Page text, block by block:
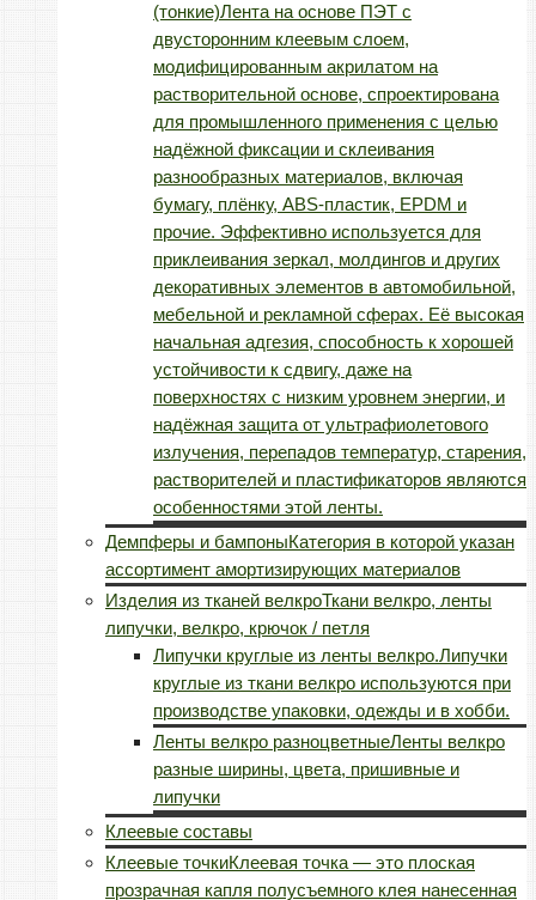
(тонкие)Лента на основе ПЭТ с
двусторонним клеевым слоем,
модифицированным акрилатом на
растворительной основе, спроектирована
для промышленного применения с целью
надёжной фиксации и склеивания
разнообразных материалов, включая
бумагу, плёнку, ABS-пластик, EPDM и
прочие. Эффективно используется для
приклеивания зеркал, молдингов и других
декоративных элементов в автомобильной,
мебельной и рекламной сферах. Её высокая
начальная адгезия, способность к хорошей
устойчивости к сдвигу, даже на
поверхностях с низким уровнем энергии, и
надёжная защита от ультрафиолетового
излучения, перепадов температур, старения,
растворителей и пластификаторов являются
особенностями этой ленты.
Демпферы и бампоныКатегория в которой указан
ассортимент амортизирующих материалов
Изделия из тканей велкроТкани велкро, ленты
липучки, велкро, крючок / петля
Липучки круглые из ленты велкро.Липучки
круглые из ткани велкро используются при
производстве упаковки, одежды и в хобби.
Ленты велкро разноцветныеЛенты велкро
разные ширины, цвета, пришивные и
липучки
Клеевые составы
Клеевые точкиКлеевая точка — это плоская
прозрачная капля полусъемного клея нанесенная